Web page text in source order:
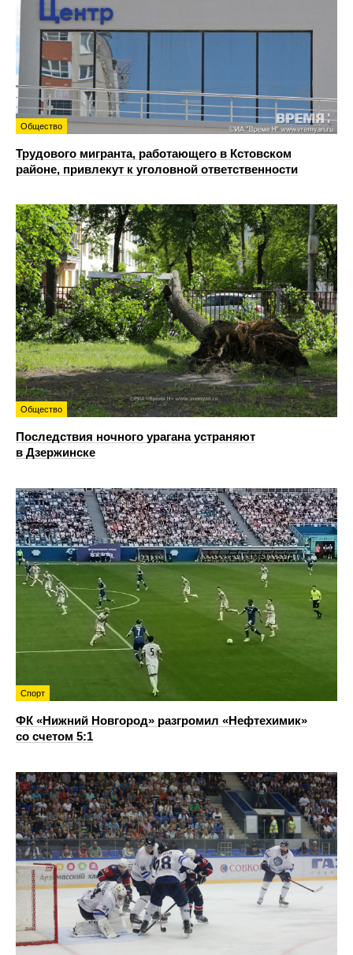
Общество
Трудового мигранта, работающего в Кстовском
районе, привлекут к уголовной ответственности
Общество
Последствия ночного урагана устраняют
в Дзержинске
Спорт
ФК «Нижний Новгород» разгромил «Нефтехимик»
со счетом 5:1